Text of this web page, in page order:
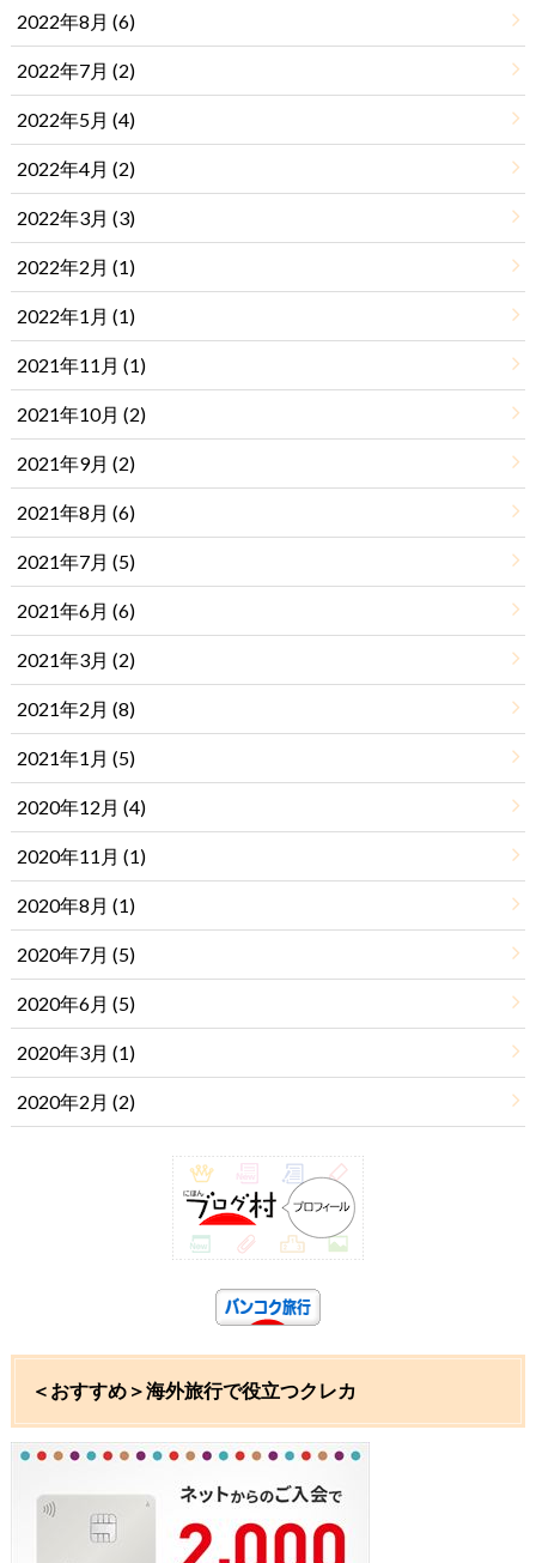
2022年8月 (6)
2022年7月 (2)
2022年5月 (4)
2022年4月 (2)
2022年3月 (3)
2022年2月 (1)
2022年1月 (1)
2021年11月 (1)
2021年10月 (2)
2021年9月 (2)
2021年8月 (6)
2021年7月 (5)
2021年6月 (6)
2021年3月 (2)
2021年2月 (8)
2021年1月 (5)
2020年12月 (4)
2020年11月 (1)
2020年8月 (1)
2020年7月 (5)
2020年6月 (5)
2020年3月 (1)
2020年2月 (2)
＜おすすめ＞海外旅行で役立つクレカ